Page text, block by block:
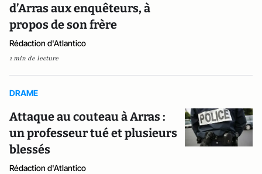
d’Arras aux enquêteurs, à
propos de son frère
Rédaction d'Atlantico
1 min de lecture
DRAME
Attaque au couteau à Arras :
un professeur tué et plusieurs
blessés
Rédaction d'Atlantico